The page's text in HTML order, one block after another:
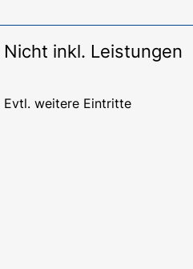
Nicht inkl. Leistungen
Evtl. weitere Eintritte